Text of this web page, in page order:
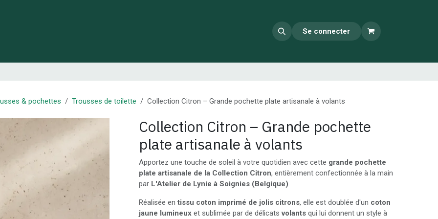
Se connecter
& pochettes Trousses de toilette Collection Citron – Grande pochette plate artisanale à volants
Collection Citron – Grande pochette
plate artisanale à volants
Apportez une touche de soleil à votre quotidien avec cette grande pochette
plate artisanale de la Collection Citron, entièrement confectionnée à la main
par L'Atelier de Lynie à Soignies (Belgique).
Réalisée entissu coton imprimé de jolis citrons, elle est doublée d'un coton
jaune lumineux et sublimée par de délicatsvolants qui lui donnent un style à